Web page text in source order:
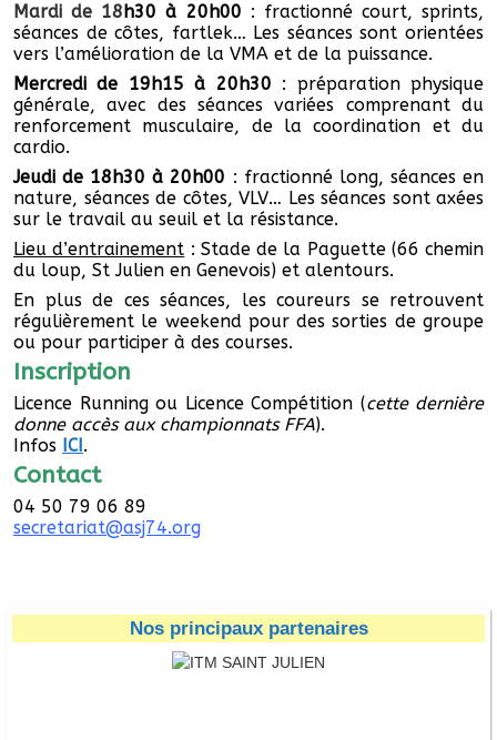
Mardi de 18 h30 à 20h00 : fractionné court, sprints,
séances de côtes, fartlek… Les séances sont orientées
vers l’amélioration de la VMA et de la puissance.
Mercredi de 19h15 à 20h30 : préparation physique
générale, avec des séances variées comprenant du
renforcement musculaire, de la coordination et du
cardio.
Jeudi de 18h30 à 20h00 : fractionné long, séances en
nature, séances de côtes, VLV… Les séances sont axées
sur le travail au seuil et la résistance.
Lieu d’entrainement : Stade de la Paguette (66 chemin
du loup, St Julien en Genevois) et alentours.
En plus de ces séances, les coureurs se retrouvent
régulièrement le weekend pour des sorties de groupe
ou pour participer à des courses.
Inscription
Licence Running ou Licence Compétition (cette dernière
donne accès aux championnats FFA).
Infos ICI.
Contact
04 50 79 06 89
secretariat@asj74.org
Nos principaux partenaires